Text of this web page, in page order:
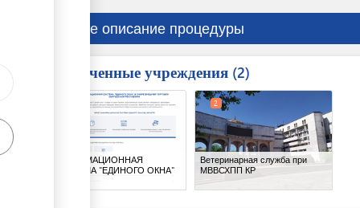
Краткое описание процедуры
Вовлеченные учреждения 2
ИНФОРМАЦИОННАЯ
СИСТЕМА "ЕДИНОГО ОКНА"
Ветеринарная служба при
МВВСХПП КР
2